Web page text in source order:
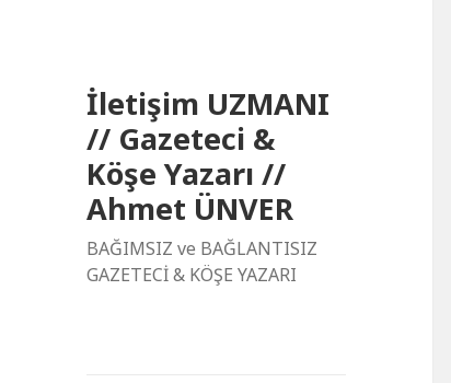
İletişim UZMANI
// Gazeteci &
Köşe Yazarı //
Ahmet ÜNVER
BAĞIMSIZ ve BAĞLANTISIZ
GAZETECİ & KÖŞE YAZARI